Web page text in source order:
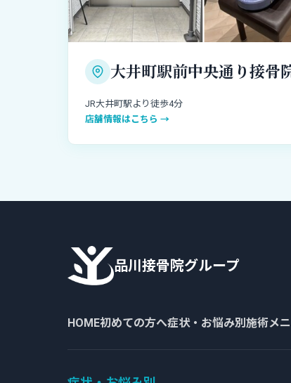
大井町駅前中央通り接骨
JR大井町駅より徒歩4分
店舗情報はこちら →
品川接骨院グループ
HOME初めての方へ症状・お悩み別 施術メ